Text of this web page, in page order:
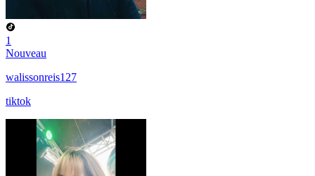
1
Nouveau
walissonreis127
tiktok